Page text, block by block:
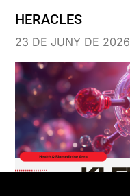
HERACLES
23 DE JUNY DE 2026